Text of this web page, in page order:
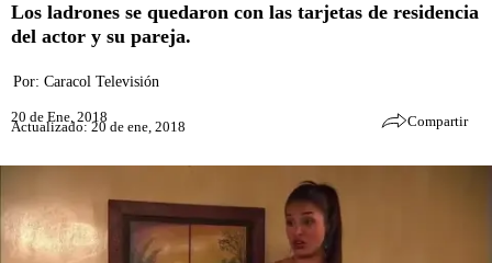
Los ladrones se quedaron con las tarjetas de residencia
del actor y su pareja.
Por: Caracol Televisión
20 de Ene, 2018
Actualizado: 20 de ene, 2018 Compartir